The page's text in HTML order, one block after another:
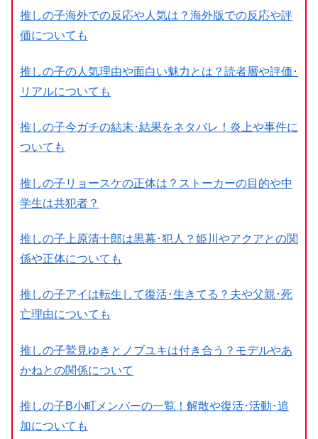
推しの子海外での反応や人気は？海外版での反応や評
価についても
推しの子の人気理由や面白い魅力とは？読者層や評価･
リアルについても
推しの子今ガチの結末･結果をネタバレ！炎上や事件に
ついても
推しの子リョースケの正体は？ストーカーの目的や中
学生は共犯者？
推しの子上原清十郎は黒幕･犯人？姫川やアクアとの関
係や正体についても
推しの子アイは転生して復活･生きてる？夫や父親･死
亡理由についても
推しの子鷲見ゆきとノブユキは付き合う？モデルやあ
かねとの関係について
推しの子B小町メンバーの一覧！解散や復活･活動･追
加についても